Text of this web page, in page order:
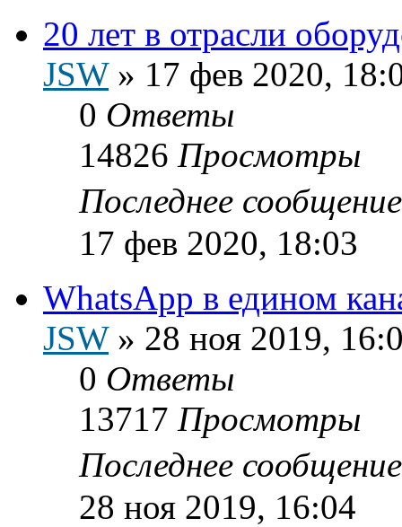
20 лет в отрасли
JSW» 17 фев 2020,
0 Ответы
14826 Просмотры
Последнее
17 фев 2020, 18:03
WhatsApp в едином
JSW» 28 ноя 2019,
0 Ответы
13717 Просмотры
Последнее
28 ноя 2019, 16:04